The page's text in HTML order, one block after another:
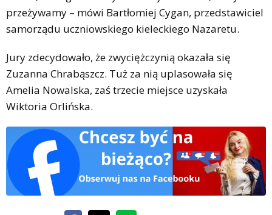
przeżywamy – mówi Bartłomiej Cygan, przedstawiciel
samorządu uczniowskiego kieleckiego Nazaretu.
Jury zdecydowało, że zwyciężczynią okazała się
Zuzanna Chrabąszcz. Tuż za nią uplasowała się
Amelia Nowalska, zaś trzecie miejsce uzyskała
Wiktoria Orlińska.